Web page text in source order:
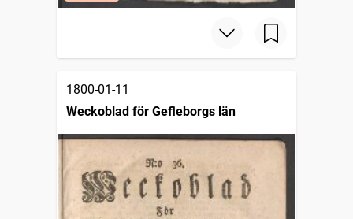
1800-01-11
Weckoblad för Gefleborgs län